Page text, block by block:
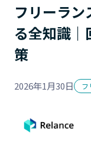
フリーラ
る全知識
策
2026年1月30日 フ